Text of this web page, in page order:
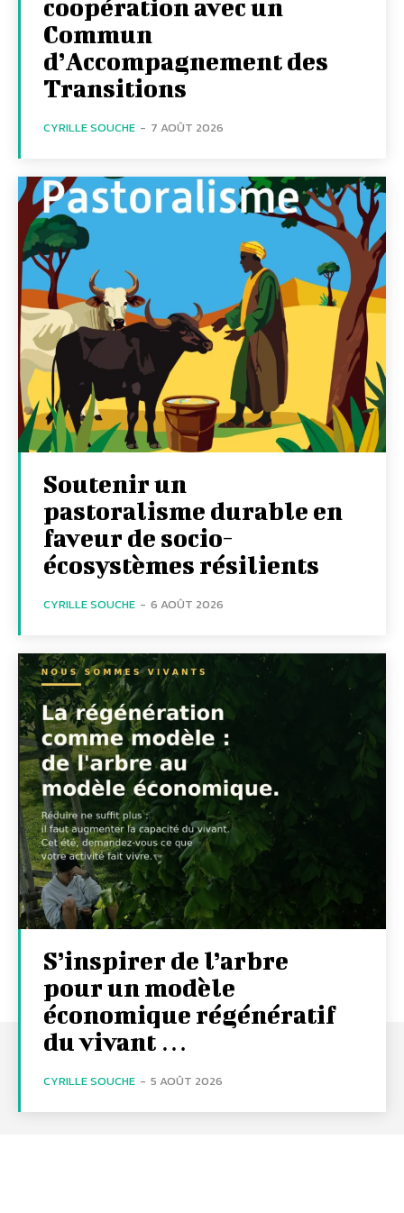
coopération avec un
Commun
d’Accompagnement des
Transitions
CYRILLE SOUCHE - 7 AOÛT 2026
Soutenir un
pastoralisme durable en
faveur de socio-
écosystèmes résilients
CYRILLE SOUCHE - 6 AOÛT 2026
S’inspirer de l’arbre
pour un modèle
économique régénératif
du vivant …
CYRILLE SOUCHE - 5 AOÛT 2026